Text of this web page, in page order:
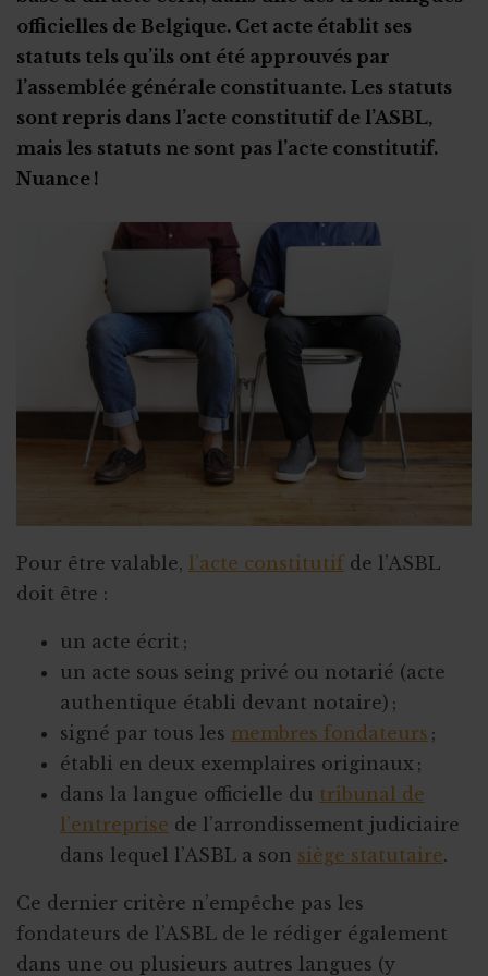
Connaissances de gestion de base
Organisations de jeunesse : obligations
Certificat PEB et ASBL
PEB : les obligations des ASBL
Les primes Energie
Etude de cas: la dissolution volontaire
Conformité de la procédure
Aspects financiers
L'après-dissolution
Les nouveautés du CSA
Aider les responsables d’ASBL à atterrir et rebondir
Crise sanitaire et fin de l’ASBL
Réponses à un marché : les délais
Report introduction des offres
La publicité des marchés publics
Les documents de référence
Remporter un marché public : conseils
Etude de cas : le conflit d'intérêts
officielles de Belgique. Cet acte établit ses
statuts tels qu’ils ont été approuvés par
l’assemblée générale constituante. Les statuts
sont repris dans l’acte constitutif de l’ASBL,
mais les statuts ne sont pas l’acte constitutif.
Nuance !
Pour être valable, l’acte constitutifde l’ASBL
doit être :
un acte écrit ;
un acte sous seing privé ou notarié (acte
authentique établi devant notaire) ;
signé par tous les membres fondateurs ;
établi en deux exemplaires originaux ;
dans la langue officielle du tribunal de
l’entreprise de l’arrondissement judiciaire
dans lequel l’ASBL a son siège statutaire.
Ce dernier critère n’empêche pas les
fondateurs de l’ASBL de le rédiger également
dans une ou plusieurs autres langues (y